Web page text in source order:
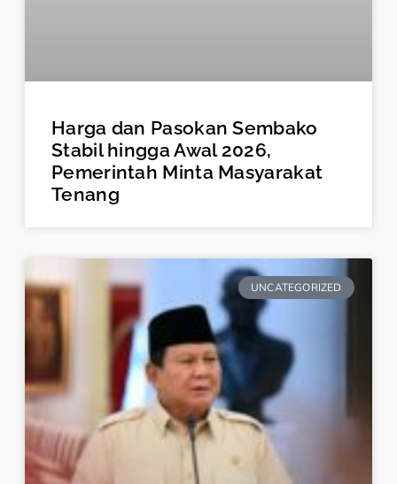
Harga dan Pasokan Sembako
Stabil hingga Awal 2026,
Pemerintah Minta Masyarakat
Tenang
UNCATEGORIZED